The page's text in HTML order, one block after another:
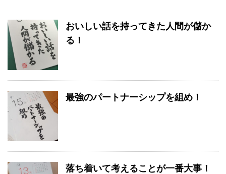
おいしい話を持ってきた人間が儲か
る！
最強のパートナーシップを組め！
落ち着いて考えることが一番大事！